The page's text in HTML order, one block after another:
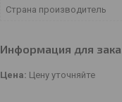
Страна производитель
Информация для
Цена: Цену уточняйте